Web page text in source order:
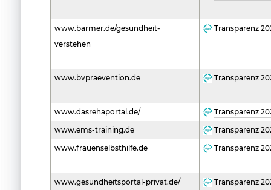
www.barmer.de/gesundheit-
verstehen
Transparenz
www.bvpraevention.de Transparenz
www.dasrehaportal.de/ Transparenz
www.ems-training.de Transparenz
www.frauenselbsthilfe.de Transparenz
www.gesundheitsportal-privat.de/ Transparenz